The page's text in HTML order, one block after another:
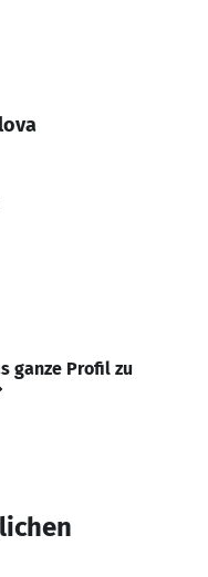
ganze Profil zu